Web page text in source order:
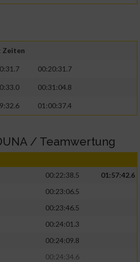
Zeiten
00:20:31.7
00:31:04.8
01:00:37.4
/ Teamwertung
00:22:38.5
01:57:42.6
00:23:06.5
00:23:46.5
00:24:01.3
00:24:09.8
00:24:34.6